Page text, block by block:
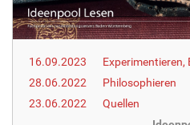
r
e
h
e
e
:
16.09.2023
Experimentieren,
28.06.2022
Philosophieren
23.06.2022
Quellen